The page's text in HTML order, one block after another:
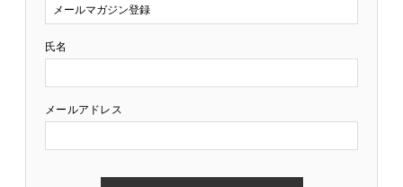
氏名
メールアドレス